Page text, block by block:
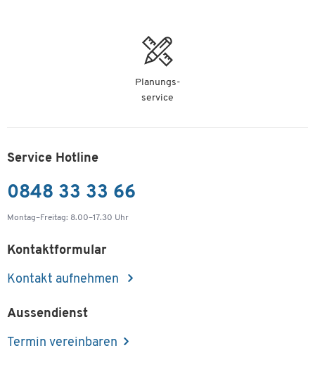
Planungs-
service
Service Hotline
0848 33 33 66
Montag–Freitag: 8.00–17.30 Uhr
Kontaktformular
Kontakt aufnehmen
Aussendienst
Termin vereinbaren